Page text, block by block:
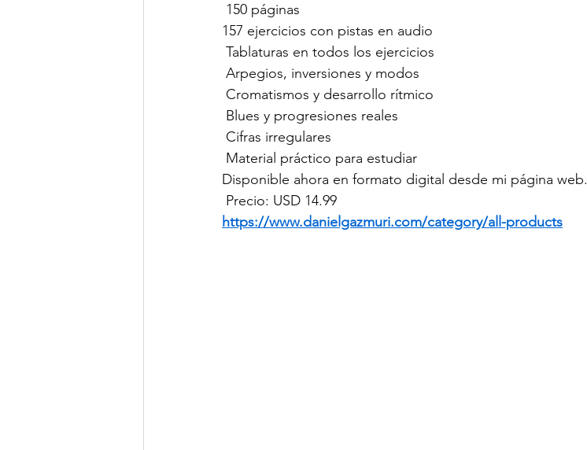
150 páginas
157 ejercicios con pistas en audio
Tablaturas en todos los ejercicios
Arpegios, inversiones y modos
Cromatismos y desarrollo rítmico
Blues y progresiones reales
Cifras irregulares
Material práctico para estudiar
Disponible ahora en formato digital desde mi página web.
Precio: USD 14.99
https://www.danielgazmuri.com/category/all-products